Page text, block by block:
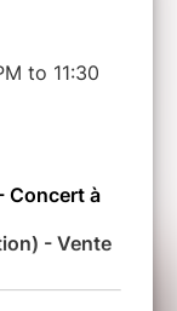
to 11:30
Concert à
- Vente